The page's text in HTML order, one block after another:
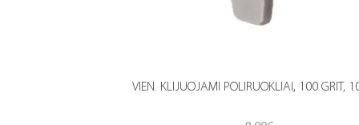
VIEN. KLIJUOJAMI POLIRUOKLIAI, 100 GRIT,